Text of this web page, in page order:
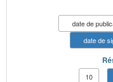
date de
date de
10